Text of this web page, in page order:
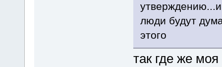
люди будут
этого
так где же